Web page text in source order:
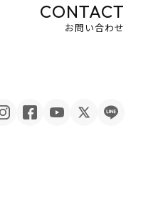
CONTACT
お問い合わせ